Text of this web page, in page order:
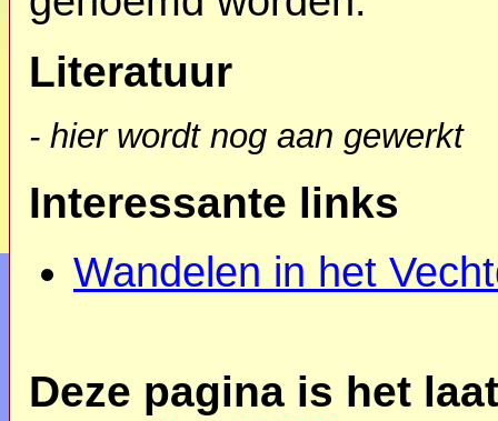
Literatuur
- hier wordt nog aan gewerkt
Interessante links
Wandelen in het
Deze pagina is het